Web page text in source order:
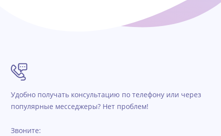
Удобно получать консультацию по телефону или через
популярные месседжеры? Нет проблем!
Звоните: